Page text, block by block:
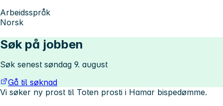
Arbeidsspråk
Norsk
Søk på jobben
Søk senest søndag 9. august
Gå til søknad
Vi søker ny prost til Toten prosti i Hamar bispedømme.